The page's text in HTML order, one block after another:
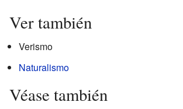
Ver también
Verismo
Naturalismo
Véase también